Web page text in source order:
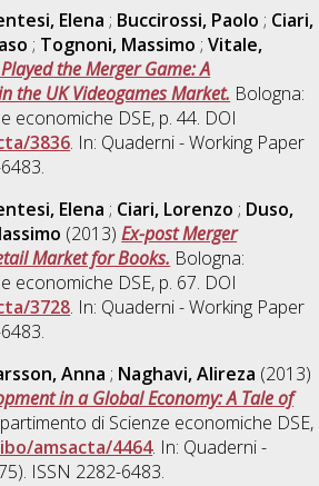
Elena ; Buccirossi, Paolo ; Ciari,
; Tognoni, Massimo ;Vitale,
the Merger Game: A
the UK Videogames Market. Bologna:
economiche DSE, p. 44. DOI
3836. In: Quaderni - Working Paper
Elena ; Ciari, Lorenzo ; Duso,
(2013)Ex-post Merger
Market for Books. Bologna:
economiche DSE, p. 67. DOI
3728. In: Quaderni - Working Paper
Anna ; Naghavi, Alireza (2013)
in a Global Economy: A Tale of
di Scienze economiche DSE,
amsacta/4464. In: Quaderni -
ISSN 2282-6483.